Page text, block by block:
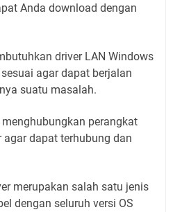
Anda download dengan
driver LAN Windows
agar dapat berjalan
suatu masalah.
perangkat
dapat terhubung dan
merupakan salah satu jenis
dengan seluruh versi OS